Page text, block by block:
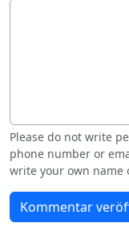
Please do not write
phone number or
write your own name
Kommentar